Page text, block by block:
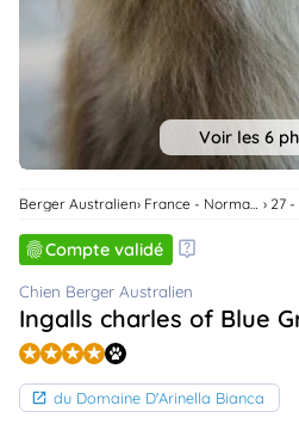
Connexion
Voir les 6
Berger Australien France - Normandie 27 -
Compte validé
Chien Berger Australien
Ingalls charles of Blue
du Domaine D'Arinella Bianca